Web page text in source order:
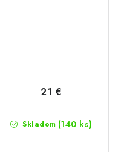
Skladom (140 ks)
21 €